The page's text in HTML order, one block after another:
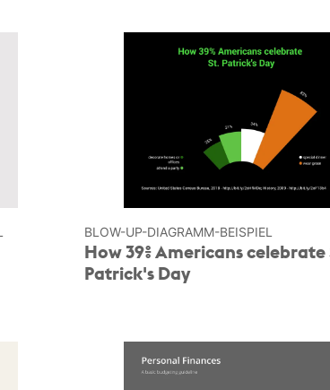
BLOW-UP-­DIAGRAMM-BEISPIEL
How 39% Americans celebrate
Patrick's Day